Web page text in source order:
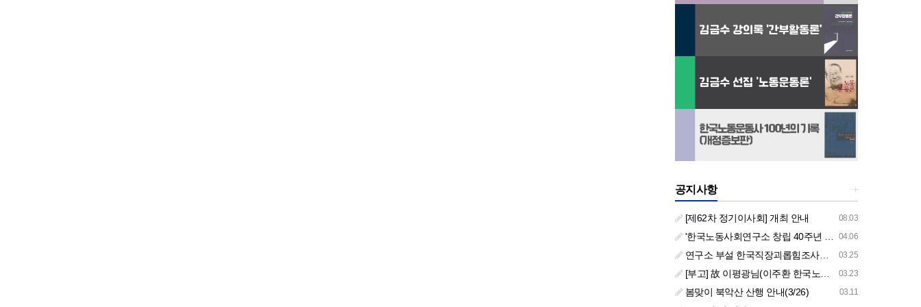
+
공지사항
08.03
[제62차 정기이사회] 개최 안내
04.06
'한국노동사회연구소 창립 40주년 기념 행사 안내'
03.25
연구소 부설 한국직장괴롭힘조사센터 '2026년도 주요 사업 안내' (교육/컨설팅)
03.23
[부고] 故 이평광님(이주환 한국노동사회연구소 부소장 부친상)
03.11
봄맞이 북악산 산행 안내(3/26)